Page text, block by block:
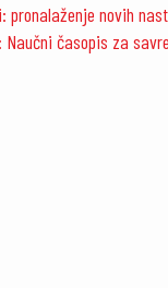
novih
Naučni časopis za